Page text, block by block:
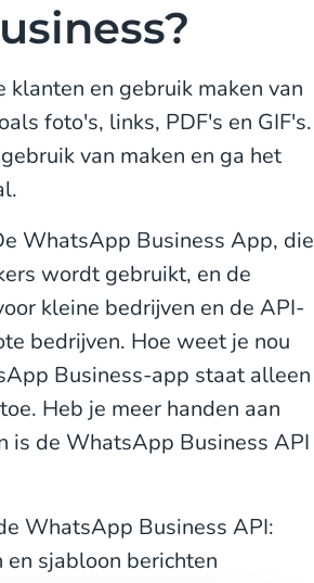
en gebruik maken van
foto's, links, PDF's en GIF's.
van maken en ga het
WhatsApp Business App, die
wordt gebruikt, en de
kleine bedrijven en de API-
bedrijven. Hoe weet je nou
Business-app staat alleen
Heb je meer handen aan
is de WhatsApp Business API
WhatsApp Business API:
sjabloon berichten